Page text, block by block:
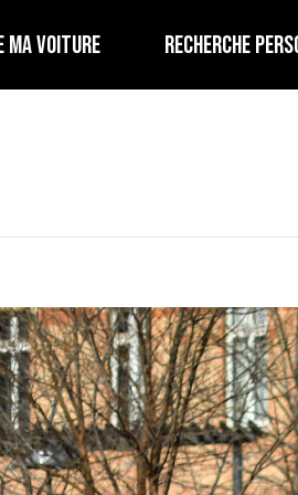
MA VOITURE RECHERCHE